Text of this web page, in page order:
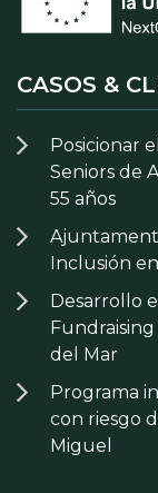
CASOS &
Posicionar
Seniors de
55 años
Ajuntament
Inclusión
Desarrollo
del Mar
Programa
con riesgo
Miguel